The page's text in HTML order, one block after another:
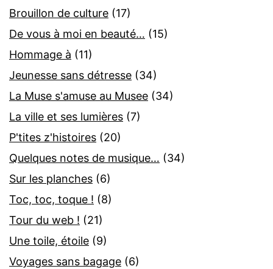
Brouillon de culture (17)
De vous à moi en beauté… (15)
Hommage à (11)
Jeunesse sans détresse (34)
La Muse s'amuse au Musee (34)
La ville et ses lumières (7)
P'tites z'histoires (20)
Quelques notes de musique… (34)
Sur les planches (6)
Toc, toc, toque ! (8)
Tour du web ! (21)
Une toile, étoile (9)
Voyages sans bagage (6)